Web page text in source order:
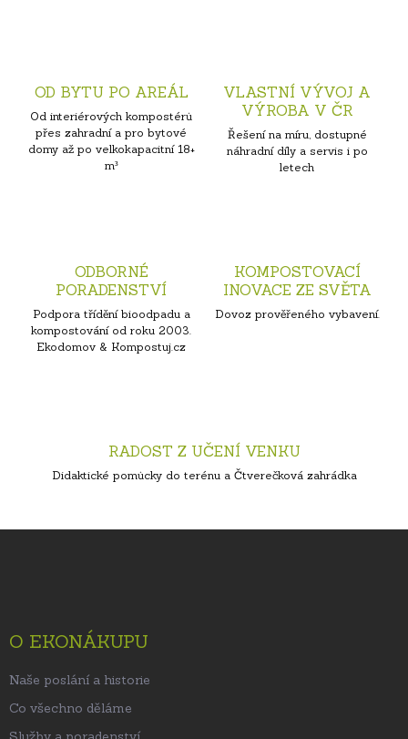
OD BYTU PO AREÁL
Od interiérových kompostérů
přes zahradní a pro bytové
domy až po velkokapacitní 18+
m³
VLASTNÍ VÝVOJ A
VÝROBA V ČR
Řešení na míru, dostupné
náhradní díly a servis i po
letech
ODBORNÉ
PORADENSTVÍ
Podpora třídění bioodpadu a
kompostování od roku 2003.
Ekodomov & Kompostuj.cz
KOMPOSTOVACÍ
INOVACE ZE SVĚTA
Dovoz prověřeného vybavení.
RADOST Z UČENÍ VENKU
Didaktické pomůcky do terénu a Čtverečková zahrádka
O EKONÁKUPU
Naše poslání a historie
Co všechno děláme